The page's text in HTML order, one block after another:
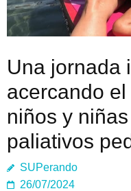
Una jornada
acercando
niños y
paliativos
SUPerando
26/07/2024